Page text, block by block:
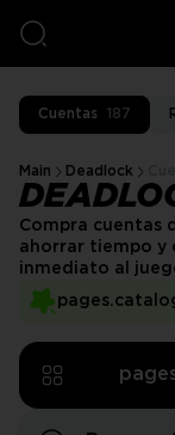
Cuentas 187
Main Deadlock
Compra cuentas
ahorrar tiempo y
inmediato al
competitivo.
contenido
de PlayHub te